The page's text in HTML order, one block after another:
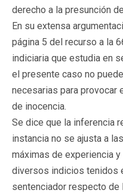
derecho a la presunción
En su extensa
página 5 del recurso a la
indiciaria que estudia en
el presente caso no
necesarias para provocar
de inocencia.
Se dice que la inferencia
instancia no se ajusta a
máximas de experiencia
diversos indicios tenidos
sentenciador respecto de